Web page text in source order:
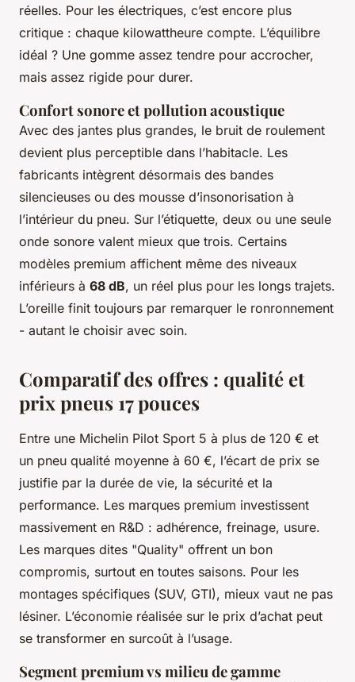
réelles. Pour les électriques, c’est encore plus
critique : chaque kilowattheure compte. L’équilibre
idéal ? Une gomme assez tendre pour accrocher,
mais assez rigide pour durer.
Confort sonore et pollution acoustique
Avec des jantes plus grandes, le bruit de roulement
devient plus perceptible dans l’habitacle. Les
fabricants intègrent désormais des bandes
silencieuses ou des mousse d’insonorisation à
l’intérieur du pneu. Sur l’étiquette, deux ou une seule
onde sonore valent mieux que trois. Certains
modèles premium affichent même des niveaux
inférieurs à 68 dB, un réel plus pour les longs trajets.
L’oreille finit toujours par remarquer le ronronnement
- autant le choisir avec soin.
Comparatif des offres : qualité et
prix pneus 17 pouces
Entre une Michelin Pilot Sport 5 à plus de 120 € et
un pneu qualité moyenne à 60 €, l’écart de prix se
justifie par la durée de vie, la sécurité et la
performance. Les marques premium investissent
massivement en R&D : adhérence, freinage, usure.
Les marques dites "Quality" offrent un bon
compromis, surtout en toutes saisons. Pour les
montages spécifiques (SUV, GTI), mieux vaut ne pas
lésiner. L’économie réalisée sur le prix d’achat peut
se transformer en surcoût à l’usage.
Segment premium vs milieu de gamme